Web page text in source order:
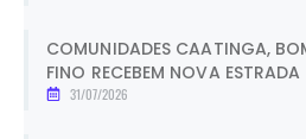
COMUNIDADES CAATINGA,
FINO RECEBEM NOVA
31/07/2026